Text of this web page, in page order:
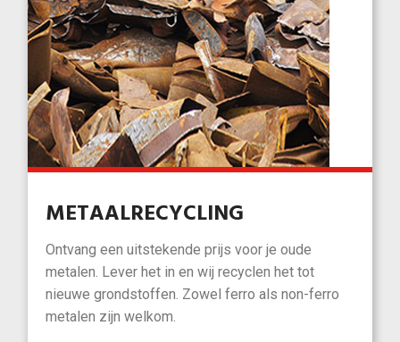
METAALRECYCLING
Ontvang een uitstekende prijs voor je oude
metalen. Lever het in en wij recyclen het tot
nieuwe grondstoffen. Zowel ferro als non-ferro
metalen zijn welkom.